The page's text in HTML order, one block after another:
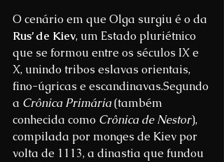
O cenário em que Olga surgiu é o da
Rus’ de Kiev, um Estado pluriétnico
que se formou entre os séculos IX e
X, unindo tribos eslavas orientais,
fino-úgricas e escandinavas.Segundo
a Crônica Primária (também
conhecida como Crônica de Nestor),
compilada por monges de Kiev por
volta de 1113, a dinastia que fundou